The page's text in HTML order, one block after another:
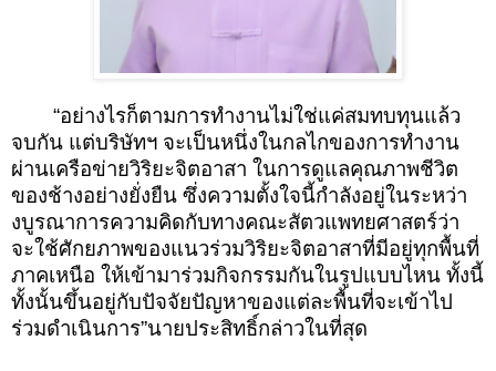
“อย่างไรก็ตามการทำงานไม่ใช่แค่สมทบทุนแล้ว
จบกัน แต่บริษัทฯ จะเป็นหนึ่งในกลไกของการทำงาน
ผ่านเครือข่ายวิริยะจิตอาสา ในการดูแลคุณภาพชีวิต
ของช้างอย่างยั่งยืน ซึ่งความตั้งใจนี้กำลังอยู่ในระหว่า
งบูรณาการความคิดกับทางคณะสัตวแพทยศาสตร์ว่า
จะใช้ศักยภาพของแนวร่วมวิริยะจิตอาสาที่มีอยู่ทุกพื้นที่
ภาคเหนือ ให้เข้ามาร่วมกิจกรรมกันในรูปแบบไหน ทั้งนี้
ทั้งนั้นขึ้นอยู่กับปัจจัยปัญหาของแต่ละพื้นที่จะเข้าไป
ร่วมดำเนินการ”นายประสิทธิ์กล่าวในที่สุด